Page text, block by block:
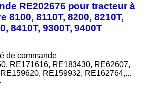
RE202676 pour tracteur à
8100, 8110T, 8200, 8210T,
8410T, 9300T, 9400T
de commande
RE171616, RE183430, RE62607,
RE159932, RE162764,...